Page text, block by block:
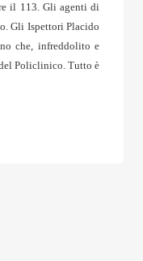
il 113. Gli agenti di
Gli Ispettori Placido
che, infreddolito e
Policlinico. Tutto è